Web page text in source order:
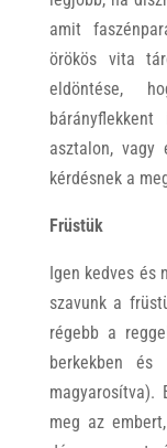
amit
örökös vita
eldöntése,
asztalon, vagy
kérdésnek a
Früstük
Igen kedves és
szavunk a
régebb a
berkekben és
magyarosítva).
meg az